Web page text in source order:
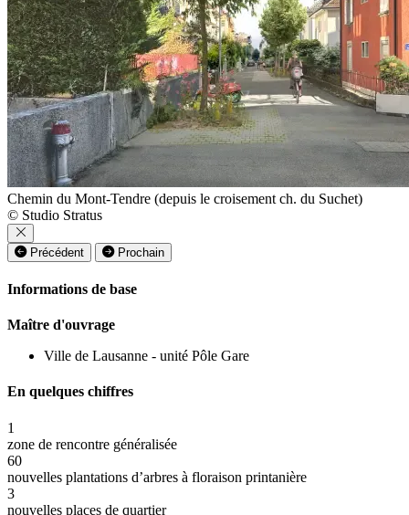
Chemin du Mont-Tendre (depuis le croisement ch. du Suchet)
© Studio Stratus
Précédent Prochain
Informations de base
Maître d'ouvrage
Ville de Lausanne - unité Pôle Gare
En quelques chiffres
1
zone de rencontre généralisée
60
nouvelles plantations d’arbres à floraison printanière
3
nouvelles places de quartier